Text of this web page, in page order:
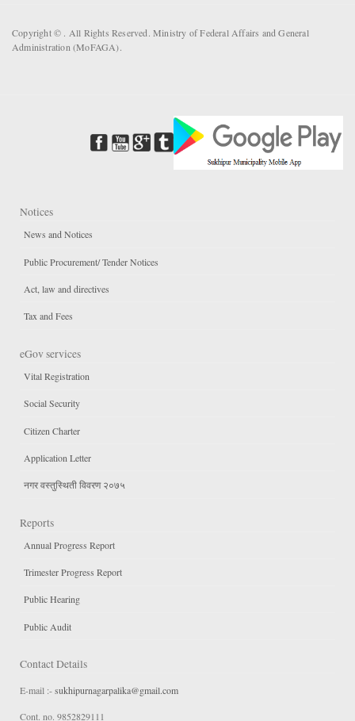
Copyright © . All Rights Reserved. Ministry of Federal Affairs and General
Administration (MoFAGA).
Notices
News and Notices
Public Procurement/ Tender Notices
Act, law and directives
Tax and Fees
eGov services
Vital Registration
Social Security
Citizen Charter
Application Letter
नगर वस्तुस्थिती विवरण २०७५
Reports
Annual Progress Report
Trimester Progress Report
Public Hearing
Public Audit
Contact Details
E-mail :-sukhipurnagarpalika@gmail.com
Cont. no. 9852829111